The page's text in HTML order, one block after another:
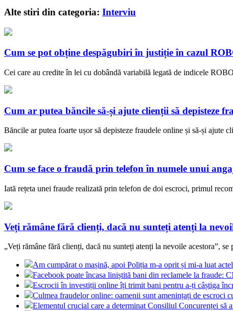
Alte stiri din categoria: Interviu
Cum se pot obține despăgubiri în justiție în cazul
Cei care au credite în lei cu dobândă variabilă legată de indicele
Cum ar putea băncile să-și ajute clienții să depisteze
Băncile ar putea foarte ușor să depisteze fraudele online și să-și
Cum se face o fraudă prin telefon în numele unui
Iată rețeta unei fraude realizată prin telefon de doi escroci, primul
Veți rămâne fără clienți, dacă nu sunteți atenți la
„Veți rămâne fără clienți, dacă nu sunteți atenți la nevoile acestora”,
Am cumpărat o mașină, apoi Poliția m-a oprit și mi-a luat
Facebook poate încasa liniștită bani din reclamele la fraude:
Escrocii în investiții online îți trimit bani pentru a-ți câștiga
Culmea fraudelor online: oamenii sunt amenințați de escroci
Elementul crucial care a determinat Consiliul Concurenței să